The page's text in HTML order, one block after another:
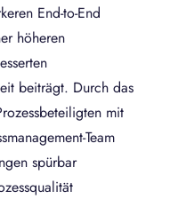
End-to-End
höheren
beiträgt. Durch das
mit
Team
spürbar